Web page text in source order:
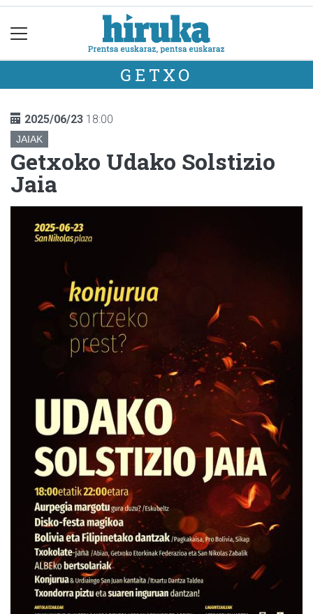
GETXO
2025/06/23 18:00
JAIAK
Getxoko Udako Solstizio
Jaia